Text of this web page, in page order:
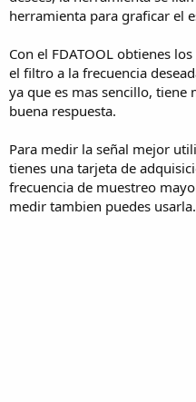
herramienta para graficar el
Con el FDATOOL obtienes
el filtro a la frecuencia
ya que es mas sencillo, tiene
buena respuesta.
Para medir la señal mejor
tienes una tarjeta de
frecuencia de muestreo
medir tambien puedes usarla.